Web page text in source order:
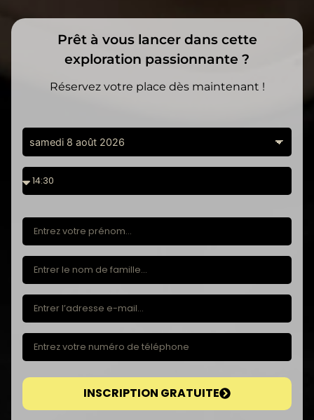
Prêt à vous lancer dans cette
exploration passionnante ?
Réservez votre place dès maintenant !
INSCRIPTION GRATUITE